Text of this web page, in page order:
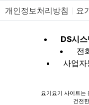
개인정보처리방침 요
DS시
전
사업
요기요기 사이트는
건전